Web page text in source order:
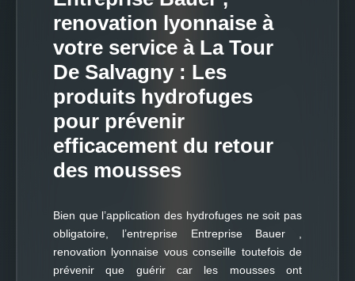
renovation lyonnaise à
votre service à La Tour
De Salvagny : Les
produits hydrofuges
pour prévenir
efficacement du retour
des mousses
Bien que l’application des hydrofuges ne soit pas
obligatoire, l’entreprise Entreprise Bauer ,
renovation lyonnaise vous conseille toutefois de
prévenir que guérir car les mousses ont